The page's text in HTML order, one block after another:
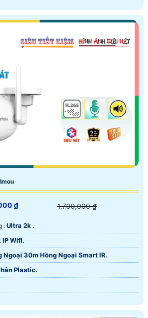
₫ 1,700,000 ₫
: Ultra 2k .
⚒ Tích hợp công nghệ : IP Wifi.
Ngoại 30m Hồng Ngoại Smart IR.
Plastic.